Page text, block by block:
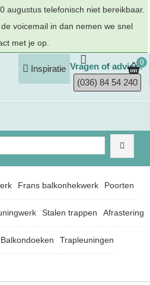
augustus telefonisch niet bereikbaar.
voicemail in dan nemen we snel
met je op.
Vragen of advies?
(036) 84 54 240
Inspiratie
0
Frans balkonhekwerk Poorten
Stalen trappen Afrastering
Balkondoeken Trapleuningen